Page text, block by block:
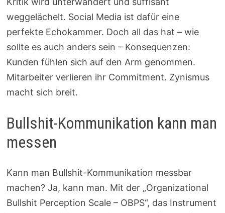
weggelächelt. Social Media ist dafür eine
perfekte Echokammer. Doch all das hat – wie
sollte es auch anders sein – Konsequenzen:
Kunden fühlen sich auf den Arm genommen.
Mitarbeiter verlieren ihr Commitment. Zynismus
macht sich breit.
Bullshit-Kommunikation kann man
messen
Kann man Bullshit-Kommunikation messbar
machen? Ja, kann man. Mit der „Organizational
Bullshit Perception Scale – OBPS“, das Instrument